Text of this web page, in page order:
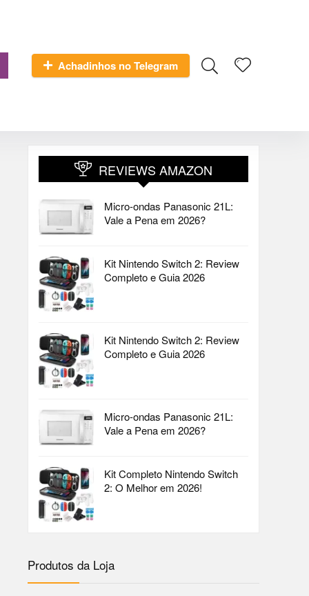
Achadinhos no Telegram
REVIEWS AMAZON
Micro-ondas Panasonic 21L:
Vale a Pena em 2026?
Kit Nintendo Switch 2: Review
Completo e Guia 2026
Kit Nintendo Switch 2: Review
Completo e Guia 2026
Micro-ondas Panasonic 21L:
Vale a Pena em 2026?
Kit Completo Nintendo Switch
2: O Melhor em 2026!
Produtos da Loja